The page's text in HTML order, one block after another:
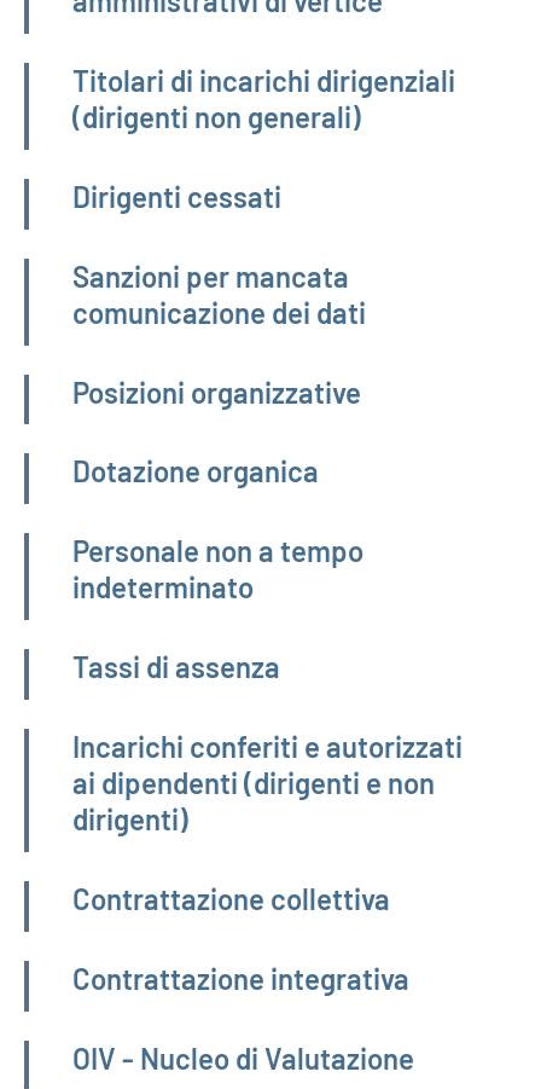
Titolari di incarichi dirigenziali
(dirigenti non generali)
Dirigenti cessati
Sanzioni per mancata
comunicazione dei dati
Posizioni organizzative
Dotazione organica
Personale non a tempo
indeterminato
Tassi di assenza
Incarichi conferiti e autorizzati
ai dipendenti (dirigenti e non
dirigenti)
Contrattazione collettiva
Contrattazione integrativa
OIV - Nucleo di Valutazione